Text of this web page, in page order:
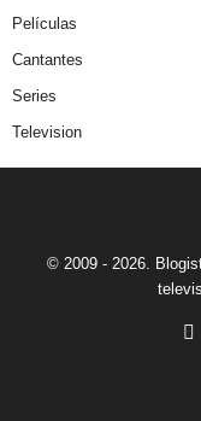
Películas
Cantantes
Series
Television
© 2009 - 2026.